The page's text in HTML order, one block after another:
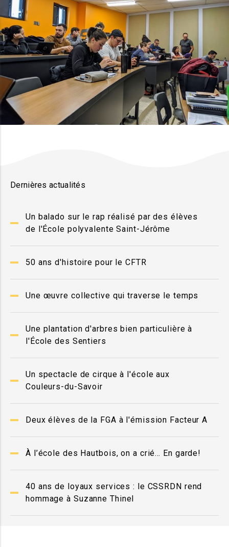
Dernières actualités
Un balado sur le rap réalisé par des élèves
de l'École polyvalente Saint-Jérôme
50 ans d'histoire pour le CFTR
Une œuvre collective qui traverse le temps
Une plantation d'arbres bien particulière à
l'École des Sentiers
Un spectacle de cirque à l'école aux
Couleurs-du-Savoir
Deux élèves de la FGA à l'émission Facteur A
À l’école des Hautbois, on a crié… En garde!
40 ans de loyaux services : le CSSRDN rend
hommage à Suzanne Thinel